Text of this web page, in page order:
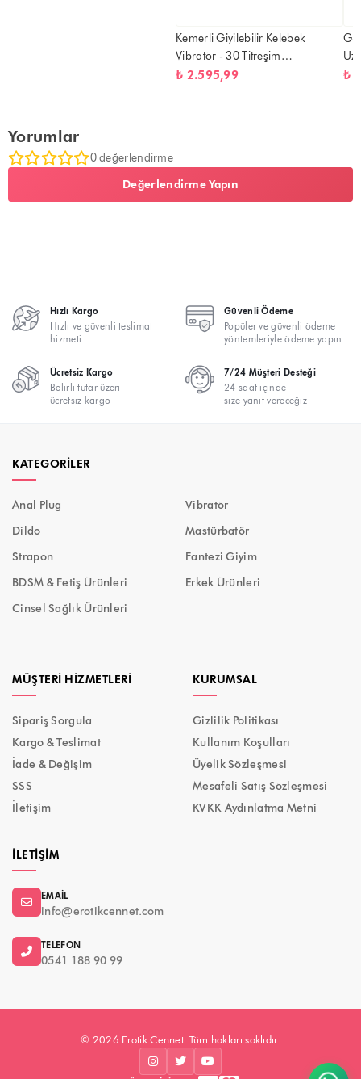
Kemerli Giyilebilir Kelebek
Vibratör - 30 Titreşim
Fonksiyonlu, Şarjlı, Kablosuz,
₺ 2.595,99
G-
₺
Yorumlar
0 değerlendirme
Değerlendirme Yapın
Hızlı Kargo
Hızlı ve güvenli teslimat
hizmeti
Güvenli Ödeme
Popüler ve güvenli ödeme
yöntemleriyle ödeme yapın
Ücretsiz Kargo
Belirli tutar üzeri
ücretsiz kargo
7/24 Müşteri Desteği
24 saat içinde
size yanıt vereceğiz
KATEGORILER
Anal Plug
Vibratör
Dildo
Mastürbatör
Strapon
Fantezi Giyim
BDSM & Fetiş Ürünleri
Erkek Ürünleri
Cinsel Sağlık Ürünleri
MÜŞTERI HIZMETLERI
Sipariş Sorgula
Kargo & Teslimat
İade & Değişim
SSS
İletişim
KURUMSAL
Gizlilik Politikası
Kullanım Koşulları
Üyelik Sözleşmesi
Mesafeli Satış Sözleşmesi
KVKK Aydınlatma Metni
İLETIŞIM
EMAIL
info@erotikcennet.com
TELEFON
0541 188 90 99
© 2026 Erotik Cennet. Tüm hakları saklıdır.